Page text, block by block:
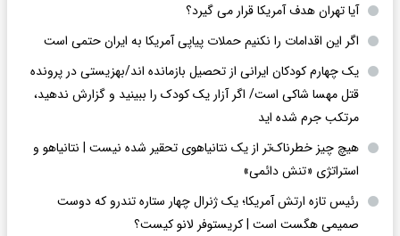
آیا تهران هدف آمریکا قرار می گیرد؟
اگر این اقدامات را نکنیم حملات پیاپی آمریکا به ایران حتمی است
یک چهارم کودکان ایرانی از تحصیل بازمانده اند/بهزیستی در پرونده
قتل مهسا شاکی است/ اگر آزار یک کودک را ببینید و گزارش ندهید،
مرتکب جرم شده اید
هیچ چیز خطرناک‌تر از یک نتانیاهوی تحقیر شده نیست | نتانیاهو و
استراتژی «تنش دائمی»
رئیس تازه ارتش آمریکا؛ یک ژنرال چهار ستاره تندرو که دوست
صمیمی هگست است | کریستوفر لانو کیست؟